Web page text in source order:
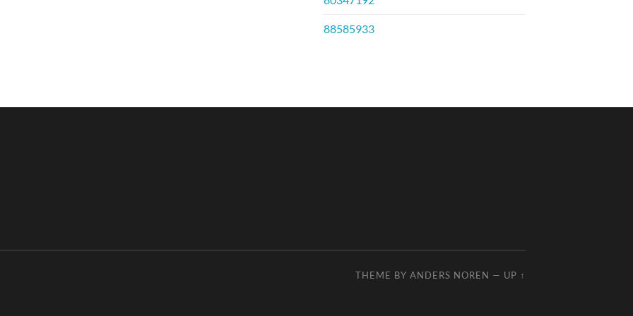
88585933
THEME BY ANDERS NOREN — UP ↑